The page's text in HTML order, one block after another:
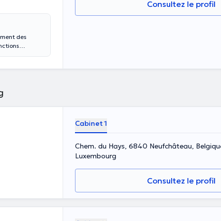
des
une
une
les troubles
les enfants,
les prises
ligne.
Consultez le profil
Cabinet 1
Chem. du Hays, 6840 Neufchâteau,
Luxembourg
Consultez le profil